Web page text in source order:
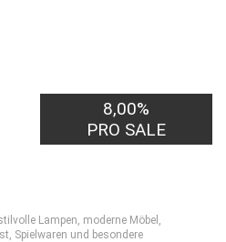
8,00%
PRO SALE
Lampen, moderne Möbel,
Spielwaren und besondere